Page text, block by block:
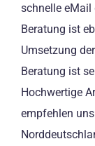
schnelle eMail
Beratung ist
Umsetzung
Beratung ist
Hochwertige
empfehlen